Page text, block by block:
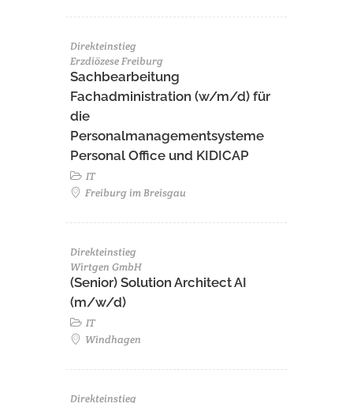
Direkteinstieg
Erzdiözese Freiburg
Sachbearbeitung
Fachadministration (w/m/d) für
die
Personalmanagementsysteme
Personal Office und KIDICAP
IT
Freiburg im Breisgau
Direkteinstieg
Wirtgen GmbH
(Senior) Solution Architect AI
(m/w/d)
IT
Windhagen
Direkteinstieg